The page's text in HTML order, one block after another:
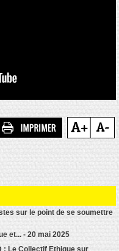
sur le point de se soumettre
et... - 20 mai 2025
: Le Collectif Ethique sur